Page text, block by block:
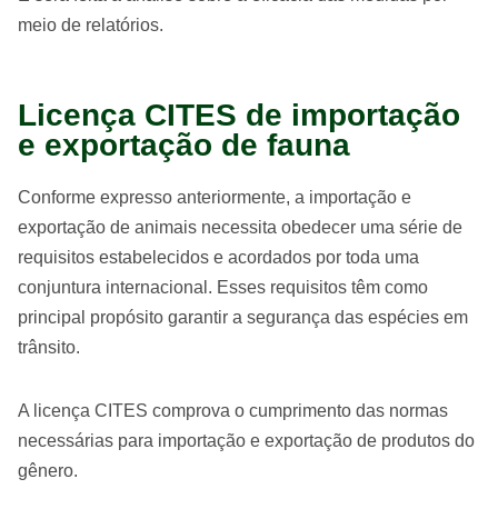
meio de relatórios.
Licença CITES de importação
e exportação de fauna
Conforme expresso anteriormente, a importação e
exportação de animais necessita obedecer uma série de
requisitos estabelecidos e acordados por toda uma
conjuntura internacional. Esses requisitos têm como
principal propósito garantir a segurança das espécies em
trânsito.
A licença CITES comprova o cumprimento das normas
necessárias para importação e exportação de produtos do
gênero.